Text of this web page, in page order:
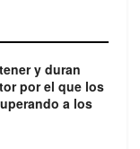
y duran
por el que los
a los